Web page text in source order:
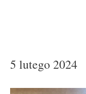
5 lutego 2024